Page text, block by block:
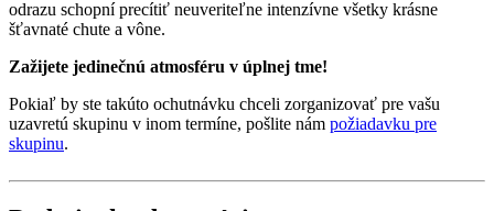
odrazu schopní precítiť neuveriteľne intenzívne všetky krásne
šťavnaté chute a vône.
Zažijete jedinečnú atmosféru v úplnej tme!
Pokiaľ by ste takúto ochutnávku chceli zorganizovať pre vašu
uzavretú skupinu v inom termíne, pošlite nám požiadavku pre
skupinu.